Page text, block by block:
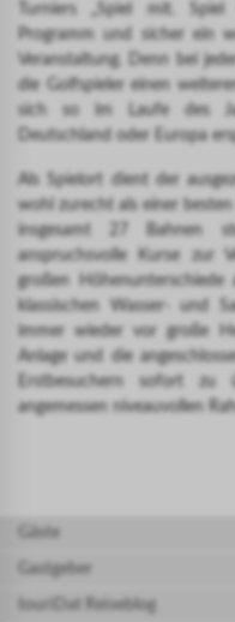
Turniers „Spiel mit.
Programm und sicher ein
Veranstaltung. Denn bei
die Golfspieler einen
sich so im Laufe des
Deutschland oder Europa
Als Spielort dient der
wohl zurecht als einer
insgesamt 27 Bahnen
anspruchsvolle Kurse zur
großen
klassischen Wasser- und
immer wieder vor große
Anlage und die
Erstbesuchern sofort
angemessen niveauvollen
Gastgeber
touriDat Reiseblog